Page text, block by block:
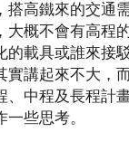
搭高鐵來的交通
大概不會有高程
的載具或誰來接
實講起來不大，
、中程及長程計
一些思考。